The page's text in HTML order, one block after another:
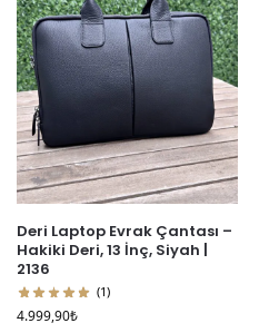
Deri Laptop Evrak Çantası –
Hakiki Deri, 13 İnç, Siyah |
2136
(1)
4.999,90₺